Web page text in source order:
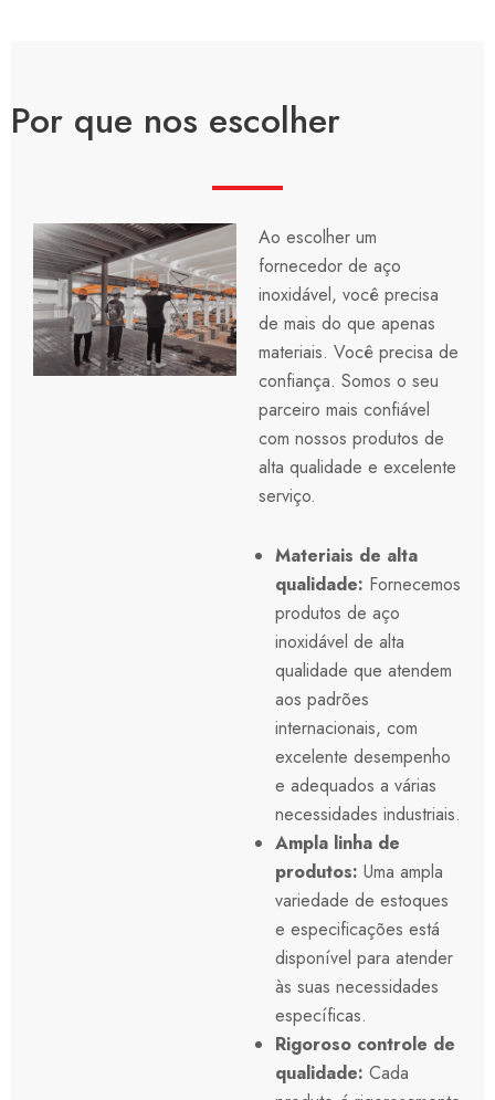
Por que nos escolher
Ao escolher um
fornecedor de aço
inoxidável, você precisa
de mais do que apenas
materiais. Você precisa de
confiança. Somos o seu
parceiro mais confiável
com nossos produtos de
alta qualidade e excelente
serviço.
Materiais de alta
qualidade: Fornecemos
produtos de aço
inoxidável de alta
qualidade que atendem
aos padrões
internacionais, com
excelente desempenho
e adequados a várias
necessidades industriais.
Ampla linha de
produtos: Uma ampla
variedade de estoques
e especificações está
disponível para atender
às suas necessidades
específicas.
Rigoroso controle de
qualidade: Cada